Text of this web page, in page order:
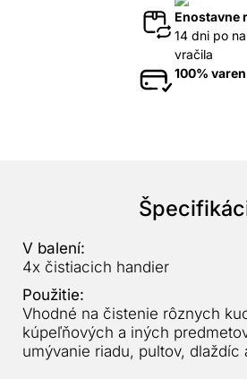
Enostavne
14 dni po
vračila
100%
V balení:
4x čistiacich handier
Použitie:
Vhodné na čistenie rôznych
kúpeľňových a iných
umývanie riadu, pultov, dlaždíc